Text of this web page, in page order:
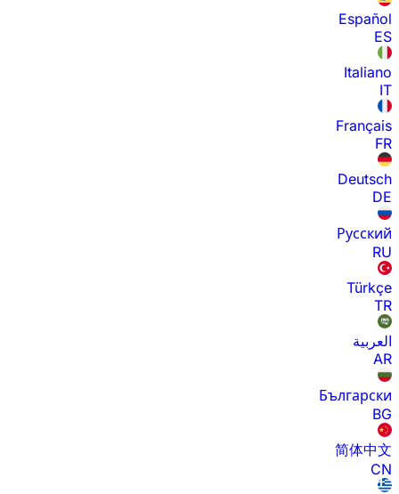
Español
ES
Italiano
IT
Français
FR
Deutsch
DE
Русский
RU
Türkçe
TR
العربية
AR
Български
BG
简体中文
CN